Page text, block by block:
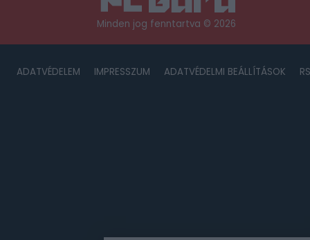
Minden jog fenntartva © 2026
ADATVÉDELEM IMPRESSZUM ADATVÉDELMI BEÁLLÍTÁSOK